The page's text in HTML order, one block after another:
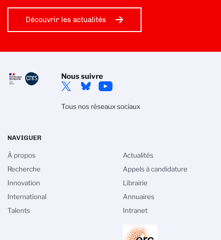
Découvrir les actualités
Nous suivre
Tous nos réseaux sociaux
NAVIGUER
À propos
Recherche
Innovation
International
Talents
Actualités
Appels à candidature
Librairie
Annuaires
Intranet